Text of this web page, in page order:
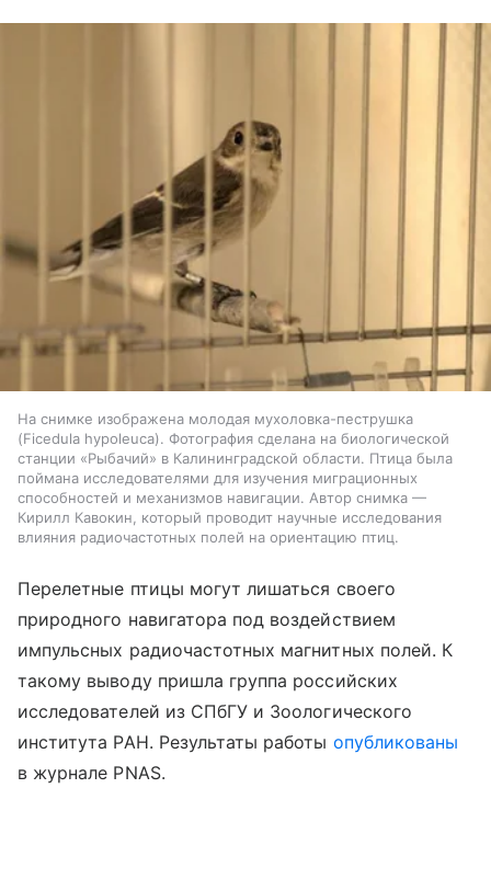
На снимке изображена молодая мухоловка-пеструшка
(Ficedula hypoleuca). Фотография сделана на биологической
станции «Рыбачий» в Калининградской области. Птица была
поймана исследователями для изучения миграционных
способностей и механизмов навигации. Автор снимка —
Кирилл Кавокин, который проводит научные исследования
влияния радиочастотных полей на ориентацию птиц.
Перелетные птицы могут лишаться своего
природного навигатора под воздействием
импульсных радиочастотных магнитных полей. К
такому выводу пришла группа российских
исследователей из СПбГУ и Зоологического
института РАН. Результаты работы опубликованы
в журнале PNAS.